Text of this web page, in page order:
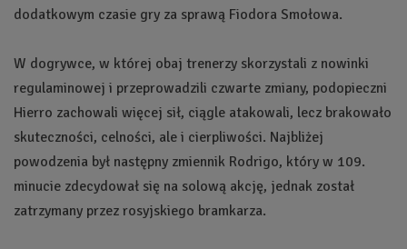
dodatkowym czasie gry za sprawą Fiodora Smołowa.
W dogrywce, w której obaj trenerzy skorzystali z nowinki
regulaminowej i przeprowadzili czwarte zmiany, podopieczni
Hierro zachowali więcej sił, ciągle atakowali, lecz brakowało
skuteczności, celności, ale i cierpliwości. Najbliżej
powodzenia był następny zmiennik Rodrigo, który w 109.
minucie zdecydował się na solową akcję, jednak został
zatrzymany przez rosyjskiego bramkarza.